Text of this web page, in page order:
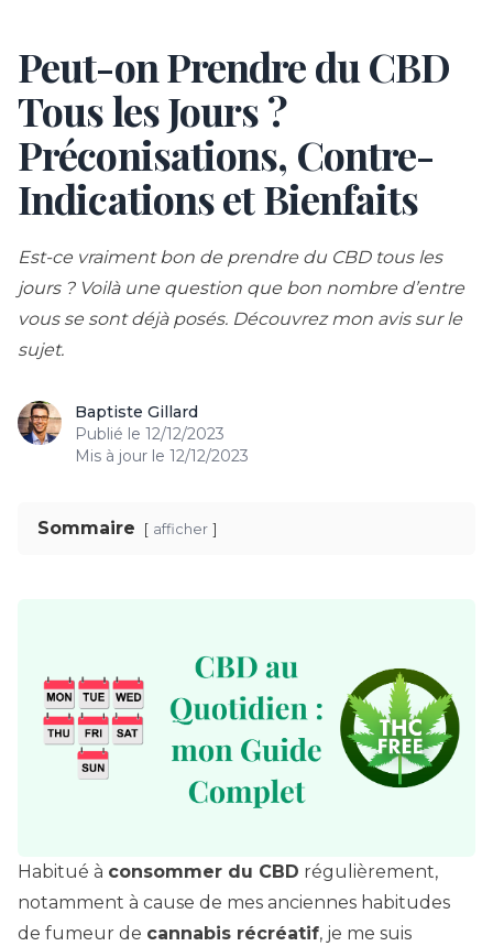
Skip to content
Peut-on Prendre du CBD
Tous les Jours ?
Préconisations, Contre-
Indications et Bienfaits
Est-ce vraiment bon de prendre du CBD tous les
jours ? Voilà une question que bon nombre d’entre
vous se sont déjà posés. Découvrez mon avis sur le
sujet.
Baptiste Gillard
Publié le 12/12/2023
Mis à jour le 12/12/2023
Sommaire afficher
Habitué à consommer du CBD régulièrement,
notamment à cause de mes anciennes habitudes
de fumeur de cannabis récréatif, je me suis